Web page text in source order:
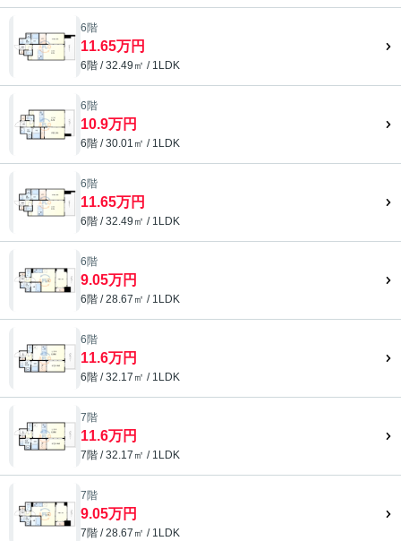
6階
11.65万円
6階 / 32.49㎡ / 1LDK
6階
10.9万円
6階 / 30.01㎡ / 1LDK
6階
11.65万円
6階 / 32.49㎡ / 1LDK
6階
9.05万円
6階 / 28.67㎡ / 1LDK
6階
11.6万円
6階 / 32.17㎡ / 1LDK
7階
11.6万円
7階 / 32.17㎡ / 1LDK
7階
9.05万円
7階 / 28.67㎡ / 1LDK